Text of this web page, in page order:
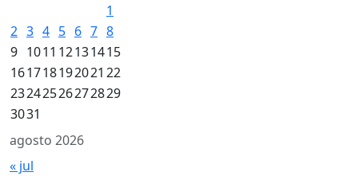
agosto 2026
1
2 3 4 5 6 7 8
9 1011 12131415
161718192021 22
23242526272829
3031
« jul